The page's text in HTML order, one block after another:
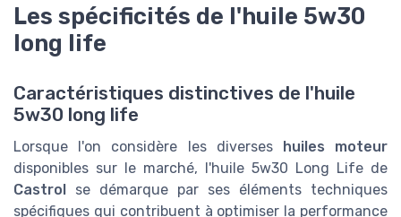
Les spécificités de l'huile 5w30
long life
Caractéristiques distinctives de l'huile
5w30 long life
Lorsque l'on considère les diverses huiles moteur
disponibles sur le marché, l'huile 5w30 Long Life de
Castrol se démarque par ses éléments techniques
spécifiques qui contribuent à optimiser la performance